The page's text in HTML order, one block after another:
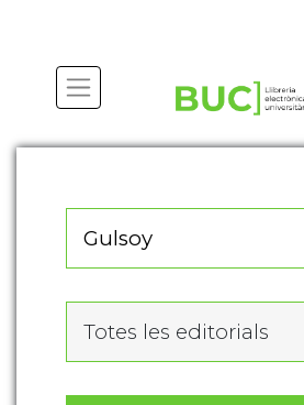
Totes les editorials